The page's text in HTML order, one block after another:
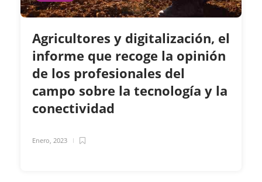
Agricultores y digitalización, el
informe que recoge la opinión
de los profesionales del
campo sobre la tecnología y la
conectividad
Enero, 2023